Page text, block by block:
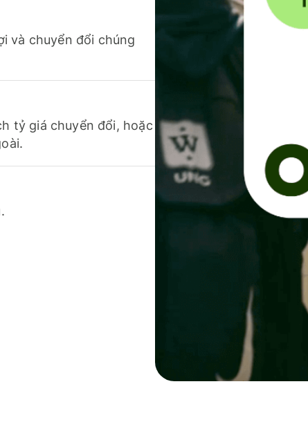
và chuyển đổi chúng
tỷ giá chuyển đổi, hoặc